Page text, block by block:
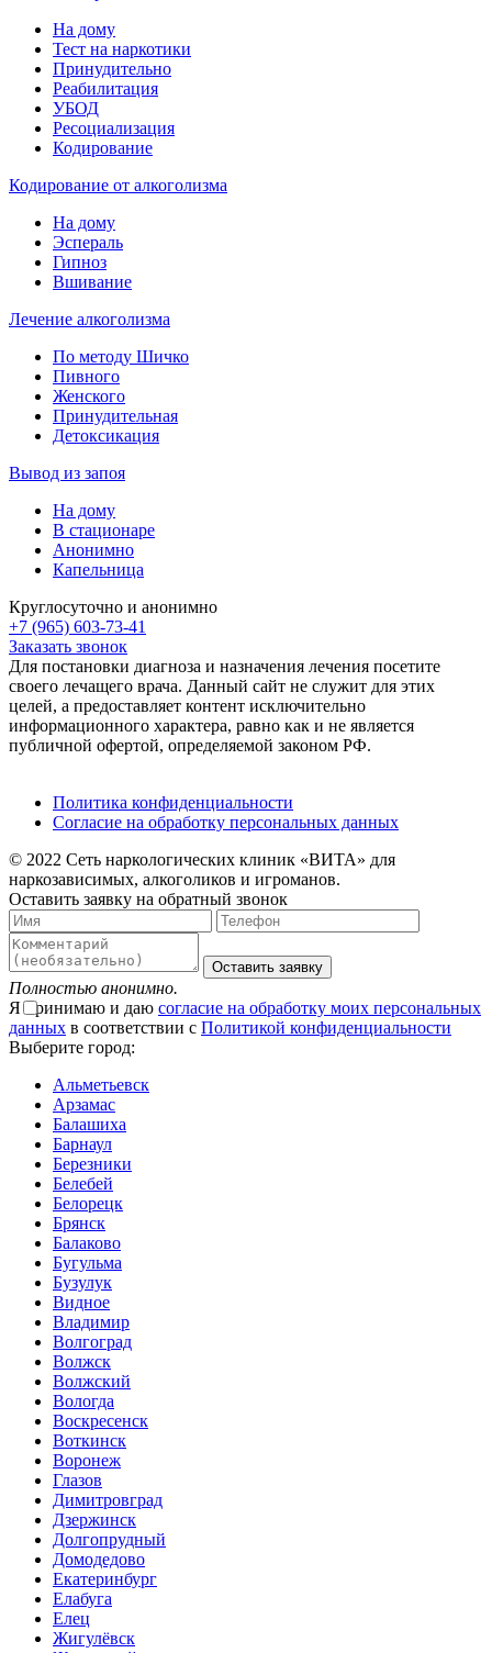
На дому
Тест на наркотики
Принудительно
Реабилитация
УБОД
Ресоциализация
Кодирование
Кодирование от алкоголизма
На дому
Эспераль
Гипноз
Вшивание
Лечение алкоголизма
По методу Шичко
Пивного
Женского
Принудительная
Детоксикация
Вывод из запоя
На дому
В стационаре
Анонимно
Капельница
Круглосуточно и анонимно
+7 (965) 603-73-41
Заказать звонок
Для постановки диагноза и назначения лечения посетите
своего лечащего врача. Данный сайт не служит для этих
целей, а предоставляет контент исключительно
информационного характера, равно как и не является
публичной офертой, определяемой законом РФ.
Политика конфиденциальности
Согласие на обработку персональных данных
© 2022 Сеть наркологических клиник «ВИТА» для
наркозависимых, алкоголиков и игроманов.
Оставить заявку на обратный звонок
Оставить заявку
Полностью анонимно.
Я принимаю и даю согласие на обработку моих персональных
данных в соответствии с Политикой конфиденциальности
Выберите город:
Альметьевск
Арзамас
Балашиха
Барнаул
Березники
Белебей
Белорецк
Брянск
Балаково
Бугульма
Бузулук
Видное
Владимир
Волгоград
Волжск
Волжский
Вологда
Воскресенск
Воткинск
Воронеж
Глазов
Димитровград
Дзержинск
Долгопрудный
Домодедово
Екатеринбург
Елабуга
Елец
Жигулёвск